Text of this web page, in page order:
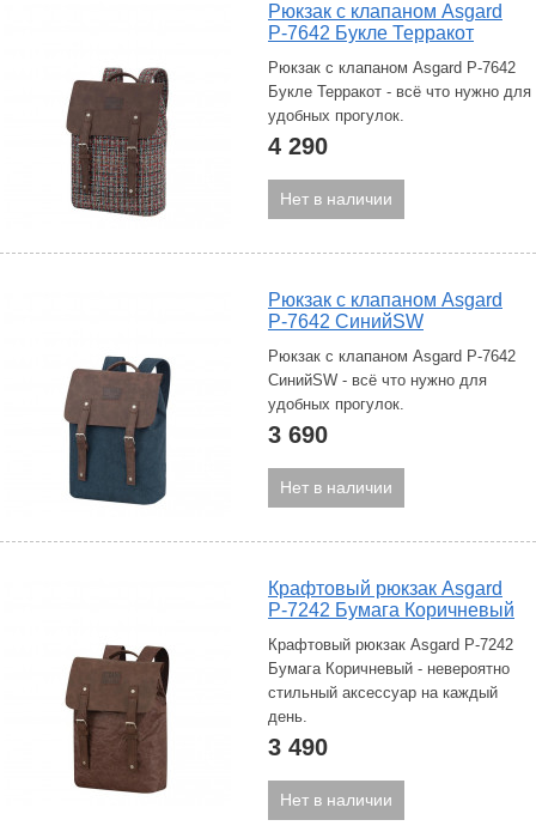
Рюкзак с клапаном Asgard
Р-7642 Букле Терракот
Рюкзак с клапаном Asgard Р-7642
Букле Терракот - всё что нужно для
удобных прогулок.
4 290
Нет в наличии
Рюкзак с клапаном Asgard
Р-7642 СинийSW
Рюкзак с клапаном Asgard Р-7642
СинийSW - всё что нужно для
удобных прогулок.
3 690
Нет в наличии
Крафтовый рюкзак Asgard
Р-7242 Бумага Коричневый
Крафтовый рюкзак Asgard Р-7242
Бумага Коричневый - невероятно
стильный аксессуар на каждый
день.
3 490
Нет в наличии